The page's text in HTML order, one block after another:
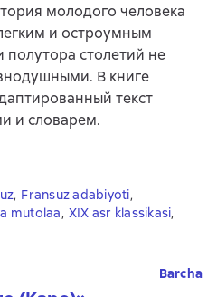
молодого человека
и остроумным
столетий не
В книге
текст
и словарем.
, Fransuz adabiyoti,
mutolaa, XIX asr klassikasi,
Barcha